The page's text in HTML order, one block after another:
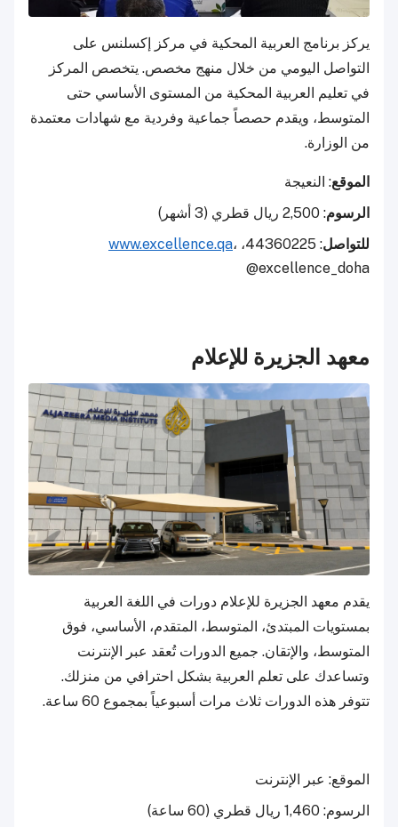
يركز برنامج العربية المحكية في مركز إكسلنس على
التواصل اليومي من خلال منهج مخصص. يتخصص المركز
في تعليم العربية المحكية من المستوى الأساسي حتى
المتوسط، ويقدم حصصاً جماعية وفردية مع شهادات معتمدة
من الوزارة.
الموقع: النعيجة
الرسوم: 2,500 ريال قطري (3 أشهر)
للتواصل: 44360225، www.excellence.qa،
@excellence_doha
معهد الجزيرة للإعلام
يقدم معهد الجزيرة للإعلام دورات في اللغة العربية
بمستويات المبتدئ، المتوسط، المتقدم، الأساسي، فوق
المتوسط، والإتقان. جميع الدورات تُعقد عبر الإنترنت
وتساعدك على تعلم العربية بشكل احترافي من منزلك.
تتوفر هذه الدورات ثلاث مرات أسبوعياً بمجموع 60 ساعة.
الموقع: عبر الإنترنت
الرسوم: 1,460 ريال قطري (60 ساعة)